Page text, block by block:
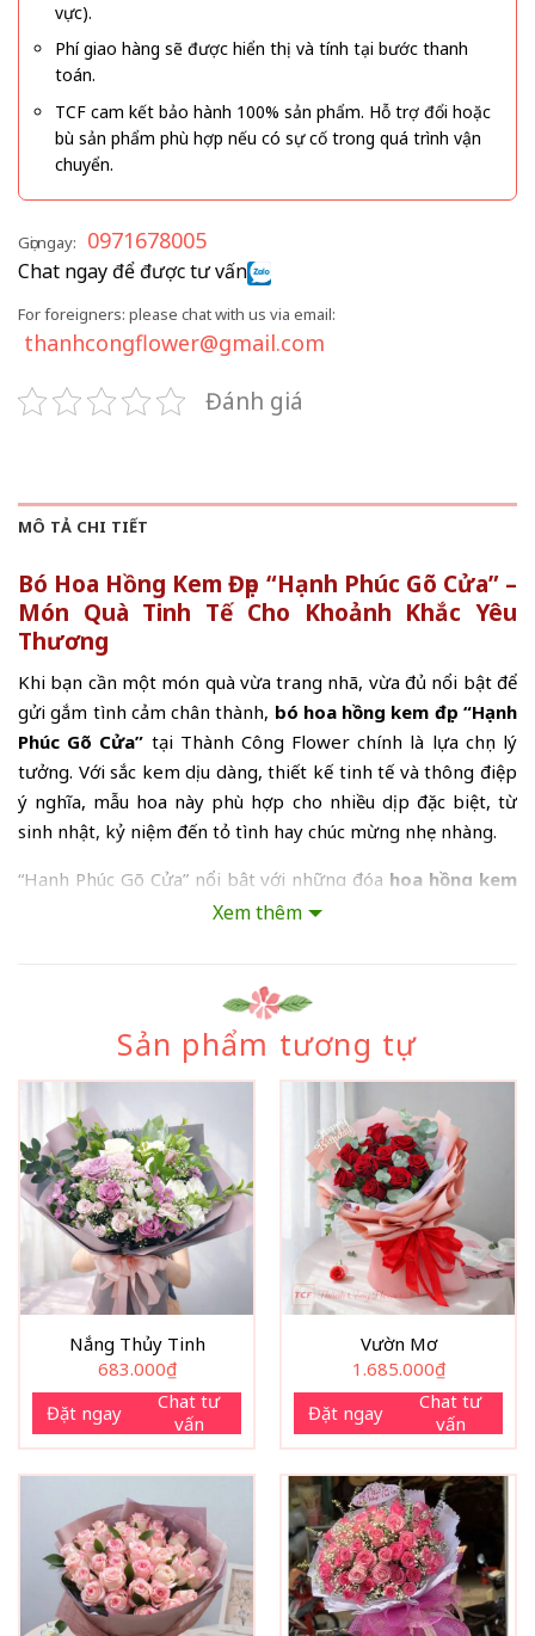
vực).
Phí giao hàng sẽ được hiển thị và tính tại bước thanh
toán.
TCF cam kết bảo hành 100% sản phẩm. Hỗ trợ đổi hoặc
bù sản phẩm phù hợp nếu có sự cố trong quá trình vận
chuyển.
Gọi ngay: 0971678005
Chat ngay để được tư vấn
For foreigners: please chat with us via email:
thanhcongflower@gmail.com
Đánh giá
MÔ TẢ CHI TIẾT
Bó Hoa Hồng Kem Đẹp “Hạnh Phúc Gõ Cửa” –
Món Quà Tinh Tế Cho Khoảnh Khắc Yêu
Thương
Khi bạn cần một món quà vừa trang nhã, vừa đủ nổi bật để
gửi gắm tình cảm chân thành, bó hoa hồng kem đẹp “Hạnh
Phúc Gõ Cửa” tại Thành Công Flower chính là lựa chọn lý
tưởng. Với sắc kem dịu dàng, thiết kế tinh tế và thông điệp
ý nghĩa, mẫu hoa này phù hợp cho nhiều dịp đặc biệt, từ
sinh nhật, kỷ niệm đến tỏ tình hay chúc mừng nhẹ nhàng.
“Hạnh Phúc Gõ Cửa” nổi bật với những đóa hoa hồng kem
được tuyển chọn kỹ lưỡng, cánh hoa dày, form tròn
Hoa baby trắng nhỏ xinh tạo điểm nhấn mềm mại
Lá xanh tươi giúp tổng thể hài hòa, tự nhiên
Giấy gói tone trung tính kết hợp lưới bố sang trọng
Nơ lụa nâu trầm tạo cảm giác ấm áp, tinh tế
Tên gọi “Hạnh Phúc Gõ Cửa” như một lời chúc rằng niềm vui
và những điều tốt đẹp sẽ tìm đến người nhận, bắt đầu từ
khoảnh khắc họ cầm trên tay bó hoa này.
Xem thêm
Sản phẩm tương tự
Nắng Thủy Tinh
683.000₫
Đặt ngay
Chat tư
vấn
Vườn Mơ
1.685.000₫
Đặt ngay
Chat tư
vấn